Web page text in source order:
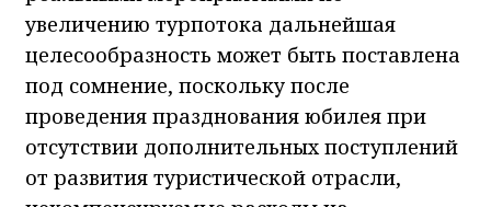
увеличению турпотока дальнейшая
целесообразность может быть поставлена
под сомнение, поскольку после
проведения празднования юбилея при
отсутствии дополнительных поступлений
от развития туристической отрасли,